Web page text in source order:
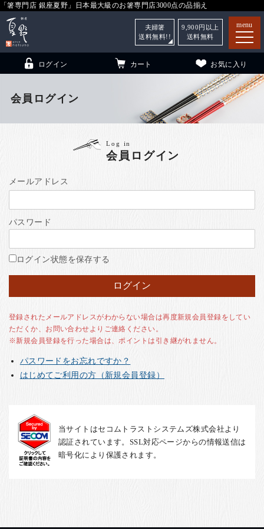
「箸専門店 銀座夏野」日本最大級のお箸専門店3000点の品揃え
menu
（贈答用・自宅用）
銀座夏野・箸長
ご利用ガイド
お客様の声
お知らせ
English
ログイン カート お気に入り
夫婦箸
送料無料!!
9,900 円以上
送料無料
会員ログイン
Log in
会員ログイン
メールアドレス
パスワード
ログイン状態を保存する
登録されたメールアドレスがわからない場合は再度新規会員登録をしてい
ただくか、お問い合わせよりご連絡ください。
※新規会員登録を行った場合は、ポイントは引き継がれません。
パスワードをお忘れですか？
はじめてご利用の方（新規会員登録）
当サイトはセコムトラストシステムズ株式会社より
認証されています。SSL対応ページからの情報送信は
暗号化により保護されます。